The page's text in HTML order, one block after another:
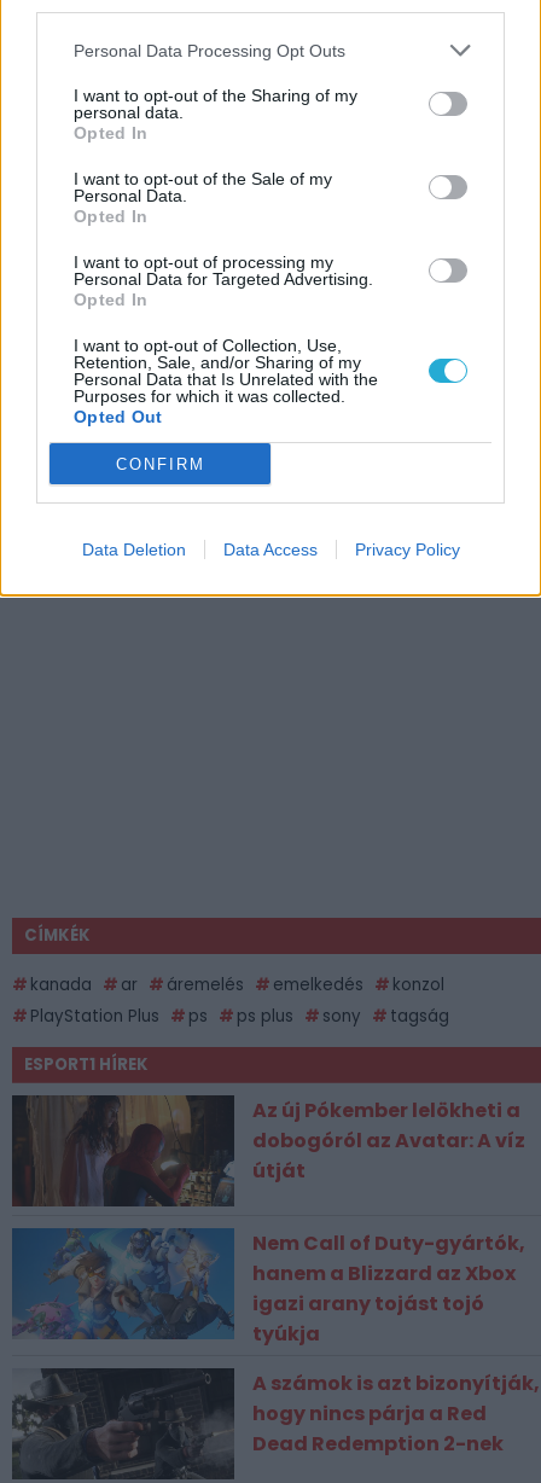
Personal Data Processing Opt Outs
I want to opt-out of the Sharing of my
personal data.
Opted In
I want to opt-out of the Sale of my
Personal Data.
Opted In
I want to opt-out of processing my
Personal Data for Targeted Advertising.
Opted In
I want to opt-out of Collection, Use,
Retention, Sale, and/or Sharing of my
Personal Data that Is Unrelated with the
Purposes for which it was collected.
Opted Out
CONFIRM
Data Deletion Data Access Privacy Policy
CÍMKÉK
kanada ar áremelés emelkedés
konzol
PlayStation Plus
ps ps plus sony tagság
ESPORT1 HÍREK
Az új Pókember lelökheti a
dobogóról az Avatar: A víz
útját
Nem Call of Duty-gyártók,
hanem a Blizzard az Xbox
igazi arany tojást tojó
tyúkja
A számok is azt bizonyítják,
hogy nincs párja a Red
Dead Redemption 2-nek